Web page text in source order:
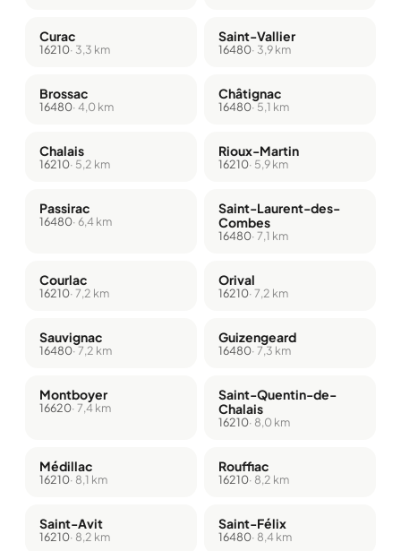
Curac
16210· 3,3 km
Saint-Vallier
16480· 3,9 km
Brossac
16480· 4,0 km
Châtignac
16480· 5,1 km
Chalais
16210· 5,2 km
Rioux-Martin
16210· 5,9 km
Passirac
16480· 6,4 km
Saint-Laurent-des-
Combes
16480· 7,1 km
Courlac
16210· 7,2 km
Orival
16210· 7,2 km
Sauvignac
16480· 7,2 km
Guizengeard
16480· 7,3 km
Montboyer
16620· 7,4 km
Saint-Quentin-de-
Chalais
16210· 8,0 km
Médillac
16210· 8,1 km
Rouffiac
16210· 8,2 km
Saint-Avit
16210· 8,2 km
Saint-Félix
16480· 8,4 km